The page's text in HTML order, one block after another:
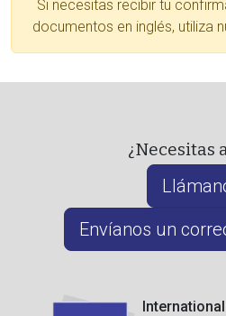
Si necesitas recibir tu
documentos en inglés, utiliza
¿Necesitas
Envíanos un